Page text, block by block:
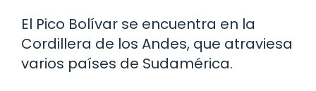
El Pico Bolívar se encuentra en la
Cordillera de los Andes, que atraviesa
varios países de Sudamérica.